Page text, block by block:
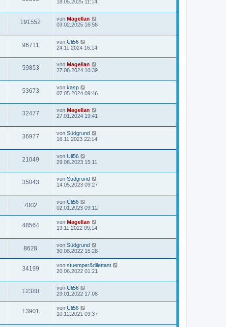
18.05.2025 11:14
191552 von Magellan
03.02.2025 16:58
96711 von Uli56
24.11.2024 16:14
59853 von Magellan
27.08.2024 10:39
53673 von kasp
07.05.2024 09:46
32477 von Magellan
27.01.2024 19:41
36977 von Südgrund
16.11.2023 22:14
21049 von Uli56
29.08.2023 15:11
35043 von Südgrund
14.05.2023 09:27
7002 von Uli56
02.01.2023 09:12
48564 von Magellan
19.11.2022 09:14
8628 von Südgrund
30.08.2022 15:28
34199 von stuemper&dilettant
20.06.2022 01:21
12380 von Uli56
29.01.2022 17:08
13901 von Uli56
10.12.2021 09:37